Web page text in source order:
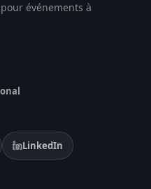
événements à
LinkedIn